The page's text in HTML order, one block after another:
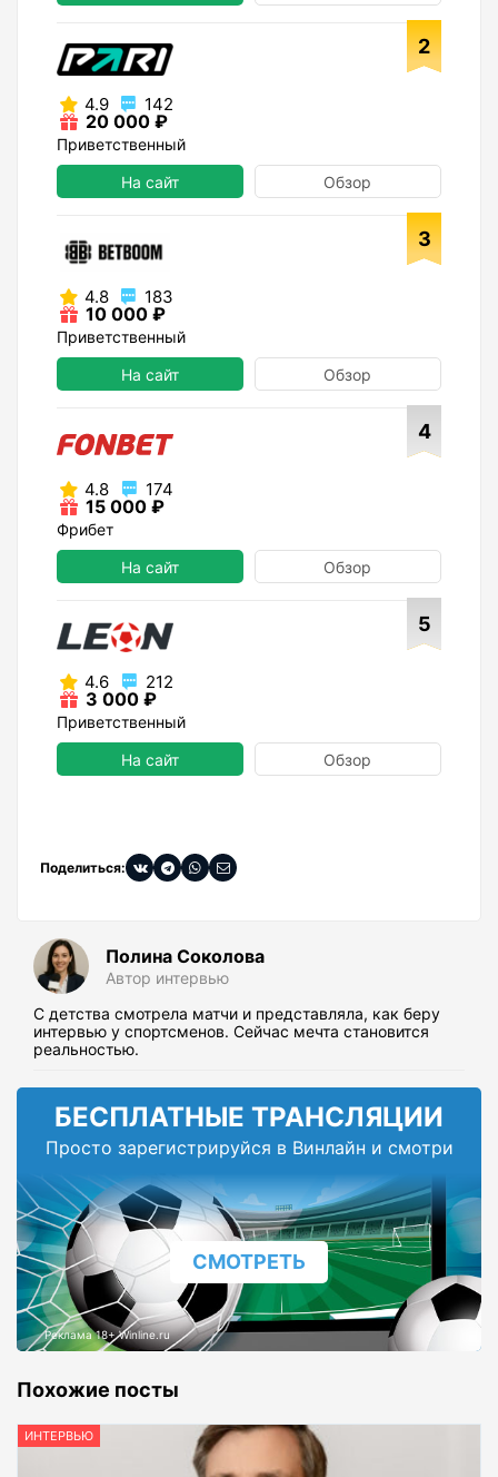
2
4.9 142
20 000 ₽
Приветственный
На сайт
Обзор
3
4.8 183
10 000 ₽
Приветственный
На сайт
Обзор
4
4.8 174
15 000 ₽
Фрибет
На сайт
Обзор
5
4.6 212
3 000 ₽
Приветственный
На сайт
Обзор
Поделиться:
Полина Соколова
Автор интервью
С детства смотрела матчи и представляла, как беру
интервью у спортсменов. Сейчас мечта становится
реальностью.
БЕСПЛАТНЫЕ ТРАНСЛЯЦИИ
Просто зарегистрируйся в Винлайн и смотри
СМОТРЕТЬ
Реклама 18+ Winline.ru
Похожие посты
ИНТЕРВЬЮ